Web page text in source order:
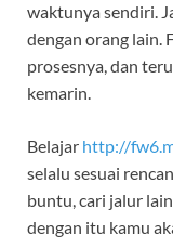
waktunya sendiri.
dengan orang lain.
prosesnya, dan
kemarin.
Belajar http://
selalu sesuai
buntu, cari jalur
dengan itu kamu